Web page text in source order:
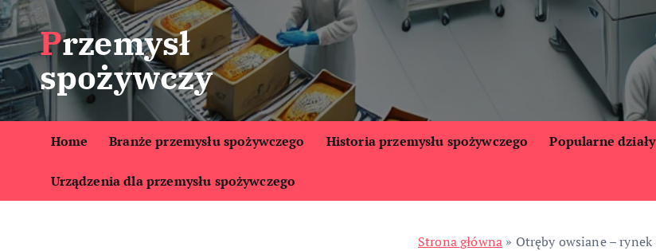
S
k
i
p
t
o
t
Przemysł
spożywczy
Home Branże przemysłu spożywczego Historia przemysłu spożywczego Popularne działy
Urządzenia dla przemysłu spożywczego
Strona główna » Otręby owsiane – rynek